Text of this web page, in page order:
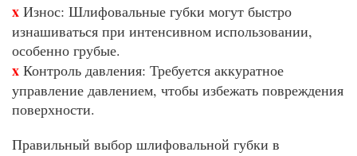
x Износ: Шлифовальные губки могут быстро
изнашиваться при интенсивном использовании,
особенно грубые.
x Контроль давления: Требуется аккуратное
управление давлением, чтобы избежать повреждения
поверхности.
Правильный выбор шлифовальной губки в